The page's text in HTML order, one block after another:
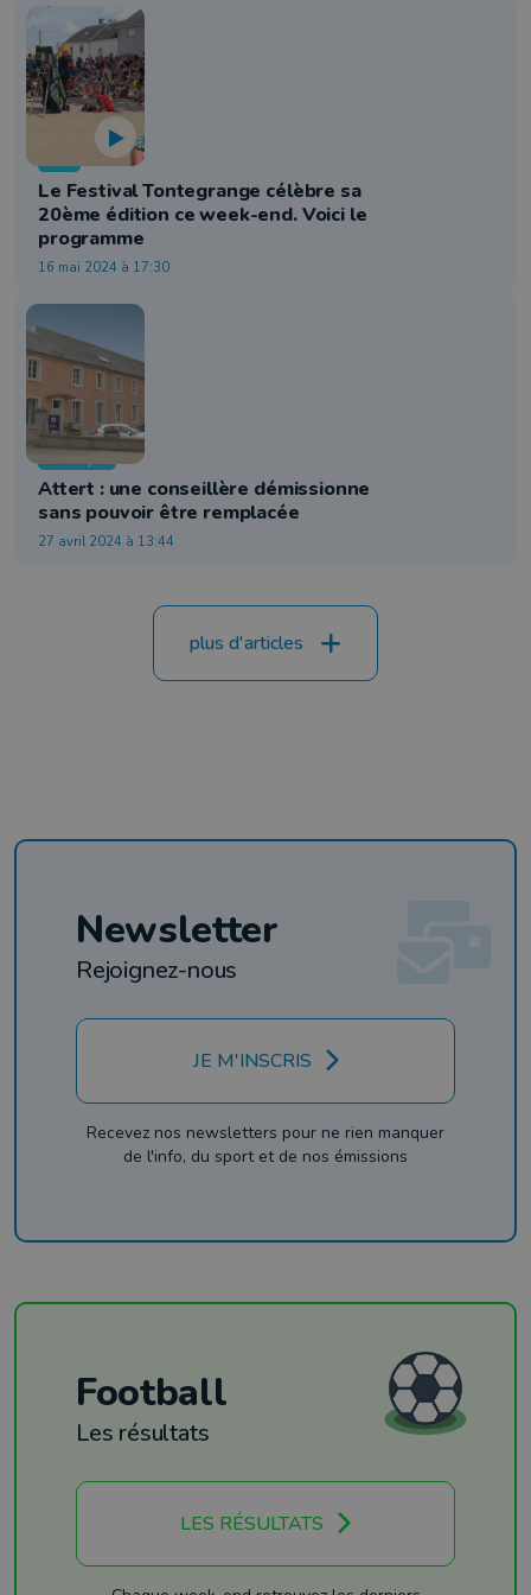
Info
Le Festival Tontegrange célèbre sa
20ème édition ce week-end. Voici le
programme
16 mai 2024 à 17:30
Politique
Attert : une conseillère démissionne
sans pouvoir être remplacée
27 avril 2024 à 13:44
plus d'articles
Newsletter
Rejoignez-nous
JE M'INSCRIS
Recevez nos newsletters pour ne rien manquer
de l'info, du sport et de nos émissions
Football
Les résultats
LES RÉSULTATS